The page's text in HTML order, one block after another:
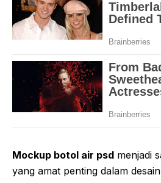
Mockup botol air psd menjadi
yang amat penting dalam